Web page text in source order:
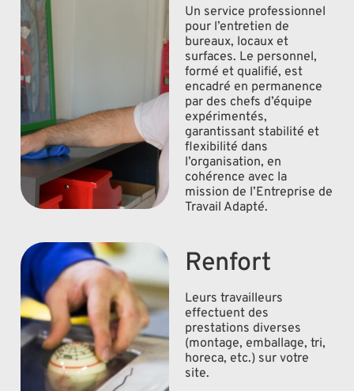
Un service professionnel
pour l’entretien de
bureaux, locaux et
surfaces. Le personnel,
formé et qualifié, est
encadré en permanence
par des chefs d’équipe
expérimentés,
garantissant stabilité et
flexibilité dans
l’organisation, en
cohérence avec la
mission de l’Entreprise de
Travail Adapté.
Renfort
Leurs travailleurs
effectuent des
prestations diverses
(montage, emballage, tri,
horeca, etc.) sur votre
site.